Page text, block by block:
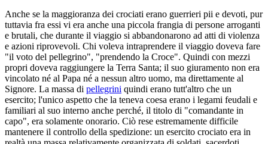
Anche se la maggioranza dei crociati erano guerrieri pii e devoti, pur
tuttavia fra essi vi era anche una piccola frangia di persone arroganti
e brutali, che durante il viaggio si abbandonarono ad atti di violenza
e azioni riprovevoli. Chi voleva intraprendere il viaggio doveva fare
"il voto del pellegrino", "prendendo la Croce". Quindi con mezzi
propri doveva raggiungere la Terra Santa; il suo giuramento non era
vincolato né al Papa né a nessun altro uomo, ma direttamente al
Signore. La massa di pellegrini quindi erano tutt'altro che un
esercito; l'unico aspetto che la teneva coesa erano i legami feudali e
familiari al suo interno anche perché, il titolo di "comandante in
capo", era solamente onorario. Ciò rese estremamente difficile
mantenere il controllo della spedizione: un esercito crociato era in